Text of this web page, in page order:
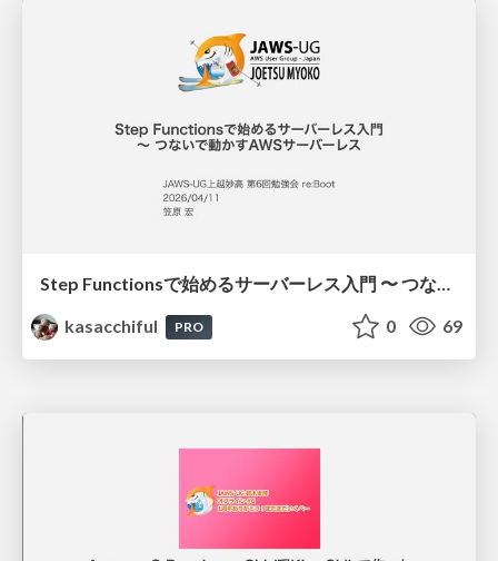
Step Functionsで始めるサーバーレス入門 〜 つないで動かすAWSサーバーレス
kasacchiful
PRO 0 69